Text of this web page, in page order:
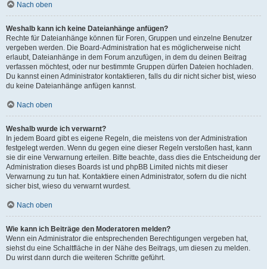
Nach oben
Weshalb kann ich keine Dateianhänge anfügen?
Rechte für Dateianhänge können für Foren, Gruppen und einzelne Benutzer
vergeben werden. Die Board-Administration hat es möglicherweise nicht
erlaubt, Dateianhänge in dem Forum anzufügen, in dem du deinen Beitrag
verfassen möchtest, oder nur bestimmte Gruppen dürfen Dateien hochladen.
Du kannst einen Administrator kontaktieren, falls du dir nicht sicher bist, wieso
du keine Dateianhänge anfügen kannst.
Nach oben
Weshalb wurde ich verwarnt?
In jedem Board gibt es eigene Regeln, die meistens von der Administration
festgelegt werden. Wenn du gegen eine dieser Regeln verstoßen hast, kann
sie dir eine Verwarnung erteilen. Bitte beachte, dass dies die Entscheidung der
Administration dieses Boards ist und phpBB Limited nichts mit dieser
Verwarnung zu tun hat. Kontaktiere einen Administrator, sofern du die nicht
sicher bist, wieso du verwarnt wurdest.
Nach oben
Wie kann ich Beiträge den Moderatoren melden?
Wenn ein Administrator die entsprechenden Berechtigungen vergeben hat,
siehst du eine Schaltfläche in der Nähe des Beitrags, um diesen zu melden.
Du wirst dann durch die weiteren Schritte geführt.